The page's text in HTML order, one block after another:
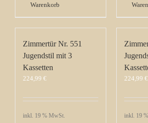
Warenkorb
Zimmertür Nr. 551
Jugendstil mit 3
Kassetten
224,99 €
inkl. 19 % MwSt.
224,99 €
inkl. 19